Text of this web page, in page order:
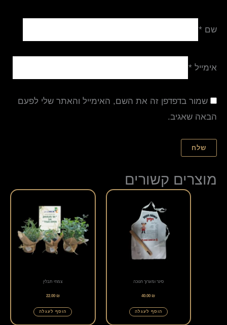
שם *
אימייל *
שמור בדפדפן זה את השם, האימייל והאתר שלי לפעם
הבאה שאגיב.
מוצרים קשורים
סינר ומערוך חנוכה
40.00₪
הוסף לעגלה
צמחי תבלין
22.00 ₪
הוסף לעגלה